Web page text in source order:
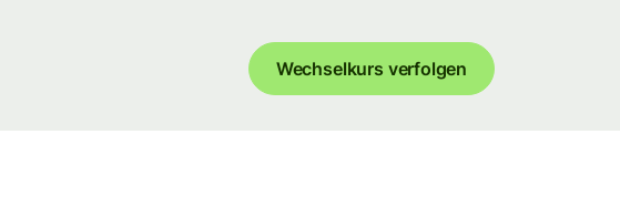
Wechselkurs verfolgen